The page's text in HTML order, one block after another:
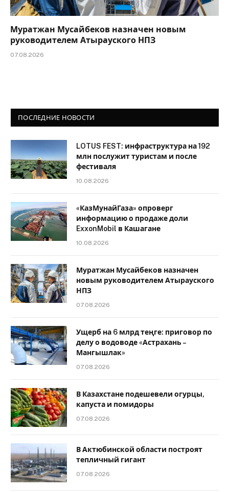
Муратжан Мусайбеков назначен новым
руководителем Атырауского НПЗ
07.08.2026
ПОСЛЕДНИЕ НОВОСТИ
LOTUS FEST: инфраструктура на 192
млн послужит туристам и после
фестиваля
10.08.2026
«КазМунайГаза» опроверг
информацию о продаже доли
ExxonMobil в Кашагане
10.08.2026
Муратжан Мусайбеков назначен
новым руководителем Атырауского
НПЗ
07.08.2026
Ущерб на 6 млрд теңге: приговор по
делу о водоводе «Астрахань –
Мангышлак»
07.08.2026
В Казахстане подешевели огурцы,
капуста и помидоры
07.08.2026
В Актюбинской области построят
тепличный гигант
07.08.2026